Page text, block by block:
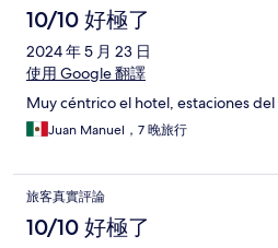
10/10 好極了
2024 年 5 月 23 日
使用 Google 翻譯
Muy céntrico el hotel, estaciones
Juan Manuel，7 晚旅行
旅客真實評論
10/10 好極了